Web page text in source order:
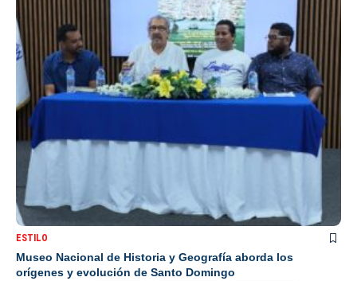
ESTILO
Museo Nacional de Historia y Geografía aborda los
orígenes y evolución de Santo Domingo